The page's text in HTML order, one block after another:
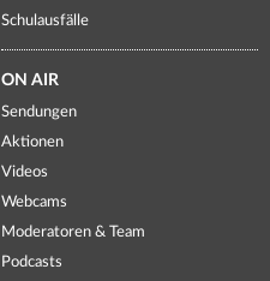
Schulausfälle
ON AIR
Sendungen
Aktionen
Videos
Webcams
Moderatoren & Team
Podcasts